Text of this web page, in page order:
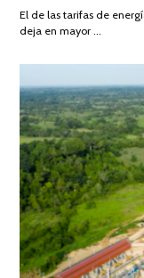
El de las tarifas de
deja en mayor …